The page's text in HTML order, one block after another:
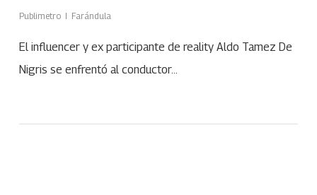
Publimetro Farándula
El influencer y ex participante de reality Aldo Tamez De
Nigris se enfrentó al conductor…